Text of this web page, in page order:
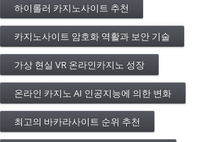
하이롤러 카지노사이트 추천
카지노사이트 암호화 역활과 보안 기술
가상 현실 VR 온라인카지노 성장
온라인 카지노 AI 인공지능에 의한 변화
최고의 바카라사이트 순위 추천